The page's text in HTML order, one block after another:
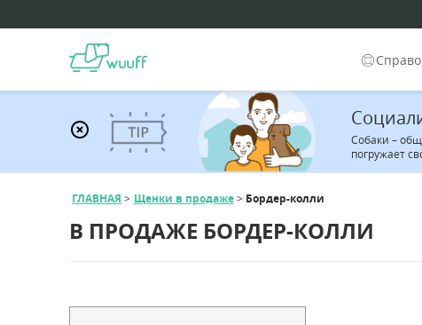
Собаки –
погружает
ГЛАВНАЯ Щенки в продаже Бордер-колли
В ПРОДАЖЕ БОРДЕР-КОЛЛИ